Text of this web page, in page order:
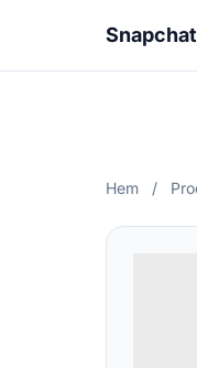
Hem /